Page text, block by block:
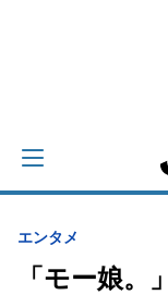
エンタメ
「モー娘